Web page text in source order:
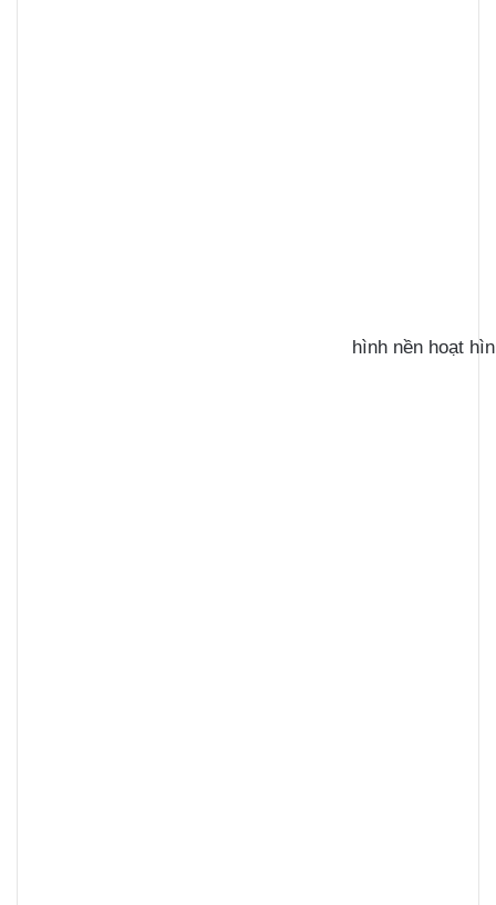
hình nền hoạt